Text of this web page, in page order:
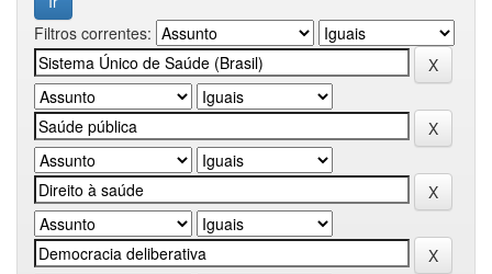
Filtros correntes: